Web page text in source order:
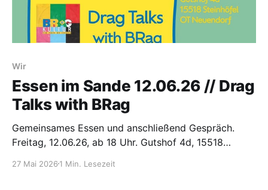
Wir
Essen im Sande 12.06.26 // Drag
Talks with BRag
Gemeinsames Essen und anschließend Gespräch.
Freitag, 12.06.26, ab 18 Uhr. Gutshof 4d, 15518
27 Mai 2026 1 Min. Lesezeit